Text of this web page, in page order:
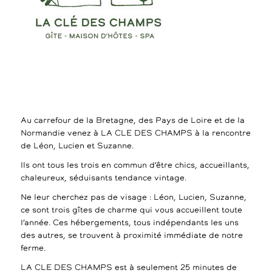
Au carrefour de la Bretagne, des Pays de Loire et de la
Normandie venez à LA CLE DES CHAMPS à la rencontre
de Léon, Lucien et Suzanne.
Ils ont tous les trois en commun d’être chics, accueillants,
chaleureux, séduisants tendance vintage.
Ne leur cherchez pas de visage : Léon, Lucien, Suzanne,
ce sont trois gîtes de charme qui vous accueillent toute
l’année. Ces hébergements, tous indépendants les uns
des autres, se trouvent à proximité immédiate de notre
ferme.
LA CLE DES CHAMPS est à seulement 25 minutes de